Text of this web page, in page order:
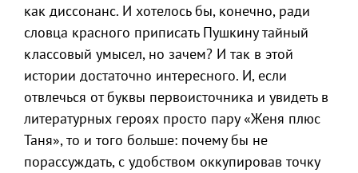
как диссонанс. И хотелось бы, конечно, ради
словца красного приписать Пушкину тайный
классовый умысел, но зачем? И так в этой
истории достаточно интересного. И, если
отвлечься от буквы первоисточника и увидеть в
литературных героях просто пару «Женя плюс
Таня», то и того больше: почему бы не
порассуждать, с удобством оккупировав точку